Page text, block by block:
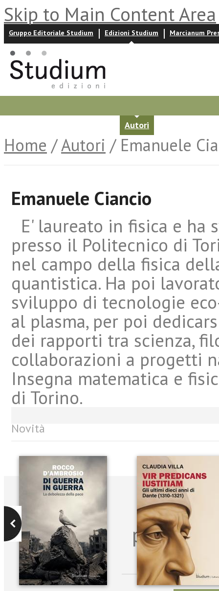
Skip to Main Content Area
Gruppo Editoriale Studium Edizioni Studium Marcianum
Autori
Home /Autori / Emanuele
Emanuele Ciancio
E' laureato in fisica e ha
presso il Politecnico di
nel campo della fisica
quantistica. Ha poi
sviluppo di tecnologie
al plasma, per poi
dei rapporti tra scienza,
collaborazioni a progetti
Insegna matematica e
di Torino.
Novità
Iscriviti
per
sulle